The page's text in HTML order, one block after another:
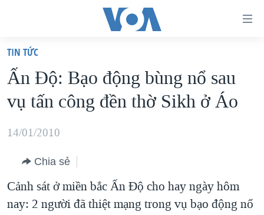
truy
cập
Tới
dung
chính
điều
hướng
TRANG CHỦ
VIỆT NAM
HOA KỲ
BIỂN ĐÔNG
BLOG
DIỄN ĐÀN
MỤC
TIN TỨC
Ấn Ðộ: Bạo động bùng nổ sau
vụ tấn công đền thờ Sikh ở Áo
14/01/2010
Chia sẻ
Cảnh sát ở miền bắc Ấn Độ cho hay ngày hôm
nay: 2 người đã thiệt mạng trong vụ bạo động nổ